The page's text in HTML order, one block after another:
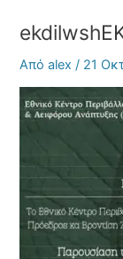
Απόalex/ 21